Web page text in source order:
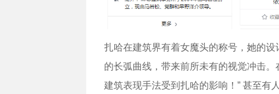
扎哈在建筑界有着女魔头的称号，她的
的长弧曲线，带来前所未有的视觉冲击
建筑表现手法受到扎哈的影响！” 甚至有